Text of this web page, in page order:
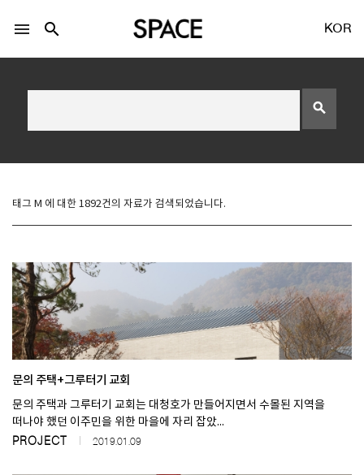
Naver 로그인
SPACE 소개
공지사항
menu search KOR
search
태그 M 에 대한 1892건의 자료가 검색되었습니다.
문의 주택+그루터기 교회
문의 주택과 그루터기 교회는 대청호가 만들어지면서 수몰된 지역을
떠나야 했던 이주민을 위한 마을에 자리 잡았...
PROJECT 2019.01.09